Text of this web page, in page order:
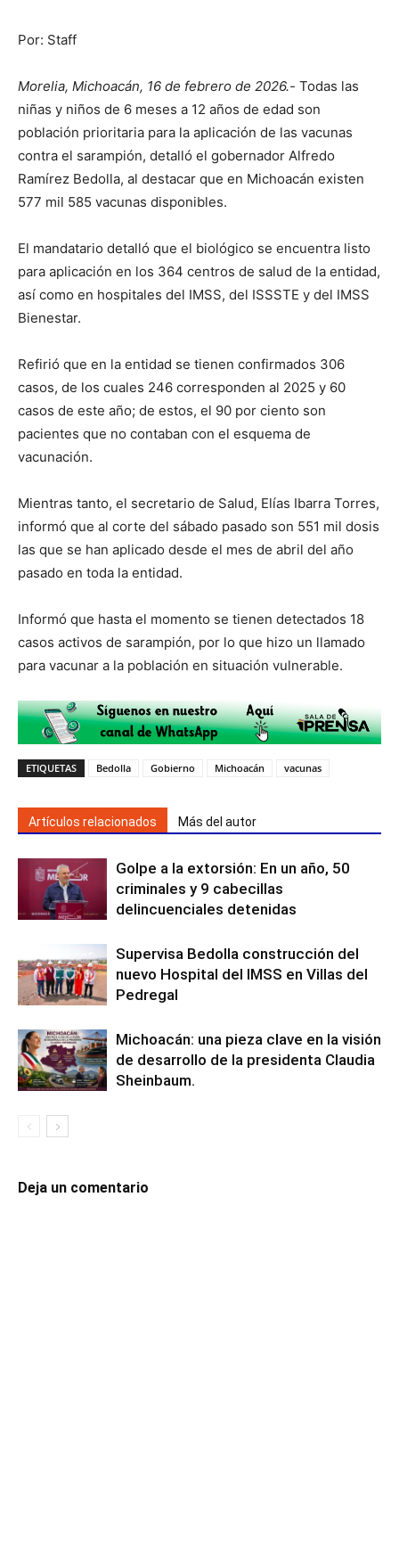
Por: Staff
Morelia, Michoacán, 16 de febrero de 2026.- Todas las
niñas y niños de 6 meses a 12 años de edad son
población prioritaria para la aplicación de las vacunas
contra el sarampión, detalló el gobernador Alfredo
Ramírez Bedolla, al destacar que en Michoacán existen
577 mil 585 vacunas disponibles.
El mandatario detalló que el biológico se encuentra listo
para aplicación en los 364 centros de salud de la entidad,
así como en hospitales del IMSS, del ISSSTE y del IMSS
Bienestar.
Refirió que en la entidad se tienen confirmados 306
casos, de los cuales 246 corresponden al 2025 y 60
casos de este año; de estos, el 90 por ciento son
pacientes que no contaban con el esquema de
vacunación.
Mientras tanto, el secretario de Salud, Elías Ibarra Torres,
informó que al corte del sábado pasado son 551 mil dosis
las que se han aplicado desde el mes de abril del año
pasado en toda la entidad.
Informó que hasta el momento se tienen detectados 18
casos activos de sarampión, por lo que hizo un llamado
para vacunar a la población en situación vulnerable.
ETIQUETAS Bedolla Gobierno Michoacán vacunas
Artículos relacionados Más del autor
Golpe a la extorsión: En un año, 50
criminales y 9 cabecillas
delincuenciales detenidas
Supervisa Bedolla construcción del
nuevo Hospital del IMSS en Villas del
Pedregal
Michoacán: una pieza clave en la visión
de desarrollo de la presidenta Claudia
Sheinbaum.
Deja un comentario